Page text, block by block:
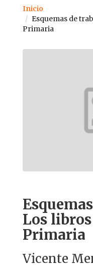
Inicio
Esquemas de
Primaria
Los
Primaria
Vicente